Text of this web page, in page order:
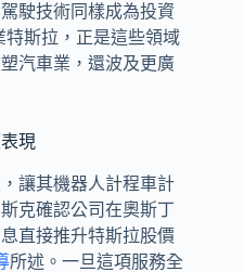
駛技術同樣成為投資
特斯拉，正是這些領域
汽車業，還波及更廣
現
讓其機器人計程車計
克確認公司在奧斯丁
直接推升特斯拉股價
所述。一旦這項服務全